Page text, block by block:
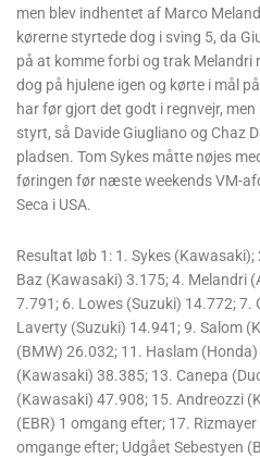
men blev indhentet af Marco
kørerne styrtede dog i sving 5, da
på at komme forbi og trak Melandri
dog på hjulene igen og kørte i mål
har før gjort det godt i regnvejr,
styrt, så Davide Giugliano og Chaz
pladsen. Tom Sykes måtte nøjes
føringen før næste weekends VM-
Seca i USA.
Resultat løb 1: 1. Sykes
Baz (Kawasaki) 3.175; 4. Melandri
7.791; 6. Lowes (Suzuki) 14.772; 7.
Laverty (Suzuki) 14.941; 9. Salom
(BMW) 26.032; 11. Haslam
(Kawasaki) 38.385; 13. Canepa
(Kawasaki) 47.908; 15. Andreozzi
(EBR) 1 omgang efter; 17.
omgange efter; Udgået Sebestyen